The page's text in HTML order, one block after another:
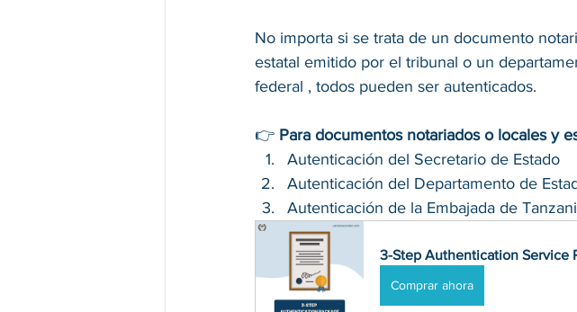
No importa si se trata de un documento
estatal emitido por el tribunal o un
federal , todos pueden ser autenticados.
👉 Para documentos notariados o locales y
Autenticación del Secretario de Estado
Autenticación del Departamento de
Autenticación de la Embajada de
3-Step Authentication Service
Comprar ahora